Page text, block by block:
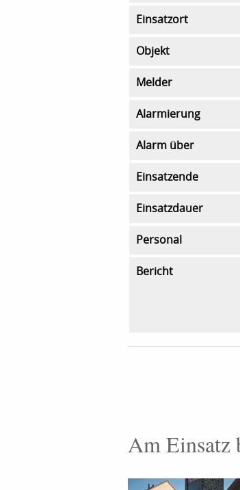
Einsatzort
Objekt
Melder
Alarmierung
Alarm über
Einsatzende
Einsatzdauer
Personal
Bericht
Am Einsatz